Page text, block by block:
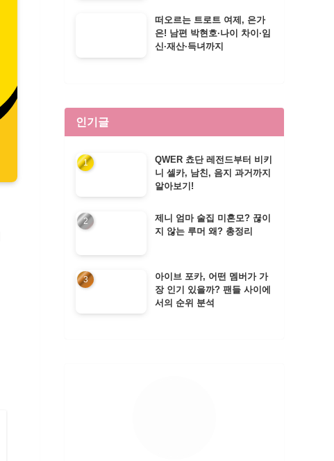
떠오르는 트로트 여제, 은가
은! 남편 박현호·나이 차이·임
신·재산·득녀까지
인기글
QWER 쵸단 레전드부터 비키
니 셀카, 남친, 음지 과거까지
알아보기!
제니 엄마 술집 미혼모? 끊이
지 않는 루머 왜? 총정리
아이브 포카, 어떤 멤버가 가
장 인기 있을까? 팬들 사이에
서의 순위 분석